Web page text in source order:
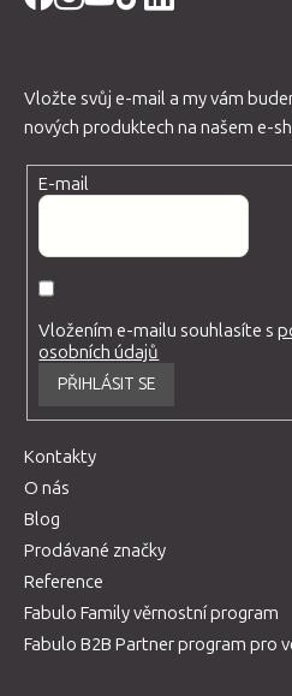
Vložte svůj e-mail a my vám
nových produktech na našem e-
E-mail
Vložením e-mailu souhlasíte s
osobních údajů
PŘIHLÁSIT SE
Kontakty
O nás
Blog
Prodávané značky
Reference
Fabulo Family věrnostní program
Fabulo B2B Partner program pro